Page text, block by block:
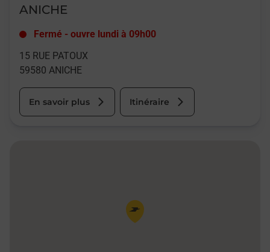
ANICHE
Fermé - ouvre lundi à 09h00
15 RUE PATOUX
59580 ANICHE
En savoir plus Itinéraire
Pin de la carte